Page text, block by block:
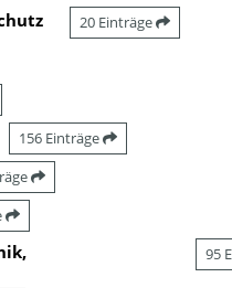
20 Einträge
156 Einträge
95